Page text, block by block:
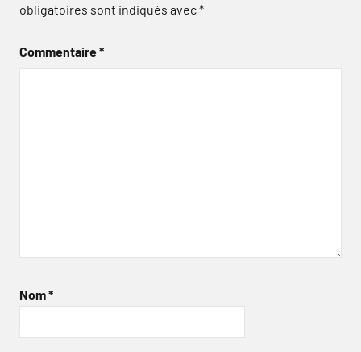
obligatoires sont indiqués avec*
Commentaire*
Nom*